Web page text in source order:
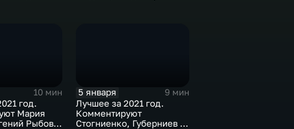
10 мин
год.
Мария
Рыбов и
5 января
9 мин
Лучшее за 2021 год.
Комментируют
Стогниенко, Губерниев и